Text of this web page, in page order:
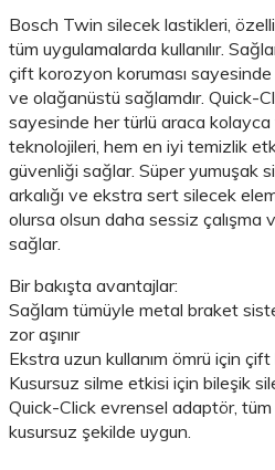
Bosch Twin silecek lastikleri,
tüm uygulamalarda kullanılır.
çift korozyon koruması sayesinde
ve olağanüstü sağlamdır. Quick-
sayesinde her türlü araca kolayca
teknolojileri, hem en iyi temizlik
güvenliği sağlar. Süper yumuşak
arkalığı ve ekstra sert silecek
olursa olsun daha sessiz çalışma
sağlar.
Bir bakışta avantajlar:
Sağlam tümüyle metal braket
zor aşınır
Ekstra uzun kullanım ömrü için
Kusursuz silme etkisi için bileşik
Quick-Click evrensel adaptör,
kusursuz şekilde uygun.